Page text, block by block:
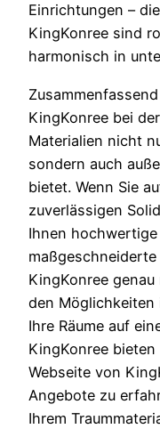
Einrichtungen –
KingKonree sind
harmonisch in
KingKonree bei
Materialien nicht
sondern auch
bietet. Wenn Sie
zuverlässigen
Ihnen
KingKonree
den Möglichkeiten
Ihre Räume auf
KingKonree
Webseite von
Angebote zu
Ihrem